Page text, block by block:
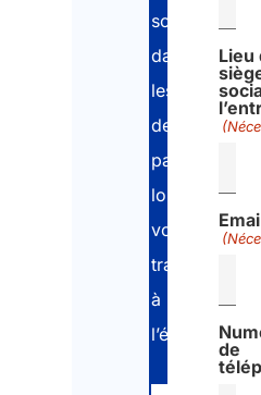
sociales
dans
les
deux
pays
lorsque
vous
travaillez
à
l’étranger.
Lieu
de